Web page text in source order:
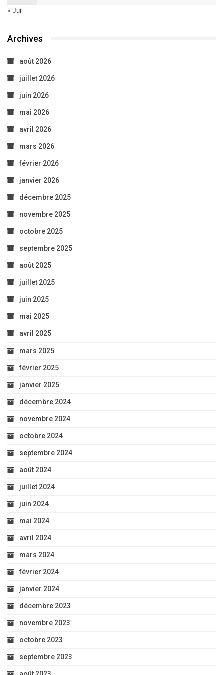
« Juil
Archives
août 2026
juillet 2026
juin 2026
mai 2026
avril 2026
mars 2026
février 2026
janvier 2026
décembre 2025
novembre 2025
octobre 2025
septembre 2025
août 2025
juillet 2025
juin 2025
mai 2025
avril 2025
mars 2025
février 2025
janvier 2025
décembre 2024
novembre 2024
octobre 2024
septembre 2024
août 2024
juillet 2024
juin 2024
mai 2024
avril 2024
mars 2024
février 2024
janvier 2024
décembre 2023
novembre 2023
octobre 2023
septembre 2023